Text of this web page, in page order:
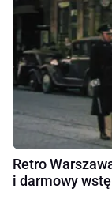
Retro
i darmowy